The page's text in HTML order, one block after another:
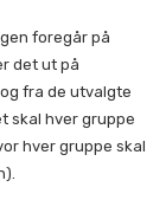
foregår på
det ut på
fra de utvalgte
skal hver gruppe
hver gruppe skal